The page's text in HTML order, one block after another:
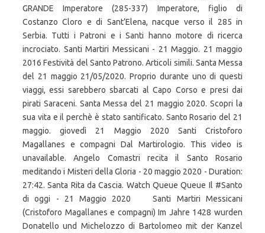
GRANDE Imperatore (285-337) Imperatore, figlio di
Costanzo Cloro e di Sant’Elena, nacque verso il 285 in
Serbia. Tutti i Patroni e i Santi hanno motore di ricerca
incrociato. Santi Martiri Messicani - 21 Maggio. 21 maggio
2016 Festività del Santo Patrono. Articoli simili. Santa Messa
del 21 maggio 21/05/2020. Proprio durante uno di questi
viaggi, essi sarebbero sbarcati al Capo Corso e presi dai
pirati Saraceni. Santa Messa del 21 maggio 2020. Scopri la
sua vita e il perchè è stato santificato. Santo Rosario del 21
maggio. giovedì 21 Maggio 2020 Santi Cristoforo
Magallanes e compagni Dal Martirologio. This video is
unavailable. Angelo Comastri recita il Santo Rosario
meditando i Misteri della Gloria - 20 maggio 2020 - Duration:
27:42. Santa Rita da Cascia. Watch Queue Queue Il #Santo
di oggi - 21 Maggio 2020 ️ ️ ️ Santi Martiri Messicani
(Cristoforo Magallanes e compagni) Im Jahre 1428 wurden
Donatello und Michelozzo di Bartolomeo mit der Kanzel